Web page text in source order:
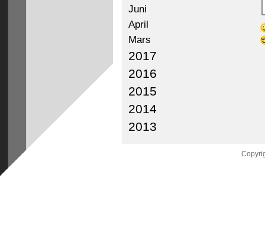
Juni
April
Mars
2017
2016
2015
2014
2013